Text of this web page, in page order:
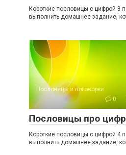
Короткие пословицы с цифрой 3
выполнить домашнее задание,
Пословицы и поговорки
0
Пословицы про
Короткие пословицы с цифрой 4
выполнить домашнее задание,